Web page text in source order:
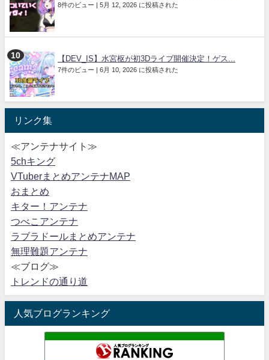
8件のビュー | 5月 12, 2026 に投稿された
【DEV_IS】水宮枢が初3Dライブ開催決定！ゲス...
7件のビュー | 6月 10, 2026 に投稿された
リンク集
≪アンテナサイト≫
5chキング
VTuberまとめアンテナMAP
おまとめ
キター！アンテナ
つべこアンテナ
ラブラドールまとめアンテナ
無理難題アンテナ
≪ブログ≫
トレンドの通り道
人気ブログランキング